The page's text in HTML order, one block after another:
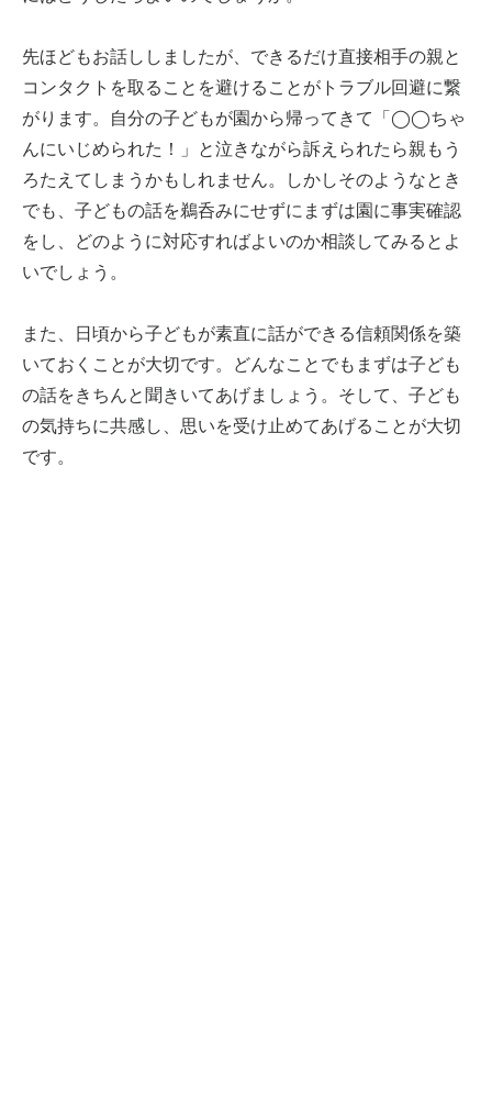
先ほどもお話ししましたが、できるだけ直接相手の親と
コンタクトを取ることを避けることがトラブル回避に繋
がります。自分の子どもが園から帰ってきて「◯◯ちゃ
んにいじめられた！」と泣きながら訴えられたら親もう
ろたえてしまうかもしれません。しかしそのようなとき
でも、子どもの話を鵜呑みにせずにまずは園に事実確認
をし、どのように対応すればよいのか相談してみるとよ
いでしょう。
また、日頃から子どもが素直に話ができる信頼関係を築
いておくことが大切です。どんなことでもまずは子ども
の話をきちんと聞きいてあげましょう。そして、子ども
の気持ちに共感し、思いを受け止めてあげることが大切
です。